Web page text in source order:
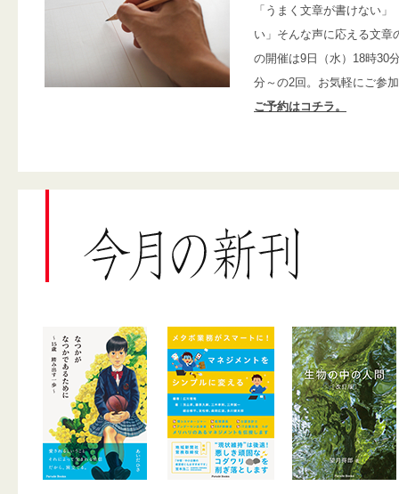
「うまく文章が書けない
い」そんな声に応える文章
の開催は9日（水）18時30
分～の2回。お気軽にご参
ご予約はコチラ。